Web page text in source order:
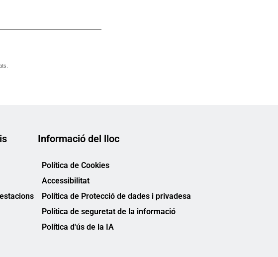
Informació del lloc
Política de Cookies
Accessibilitat
Política de Protecció de dades i privadesa
Política de seguretat de la informació
Política d'ús de la IA